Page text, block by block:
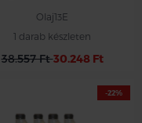
Olaj13E
1 darab készleten
38.557 Ft30.248 Ft
-22%